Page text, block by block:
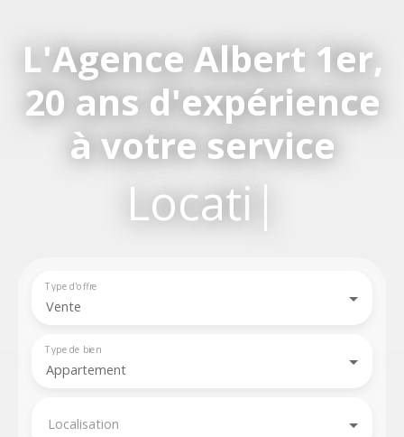
L'Agence Albert 1er,
20 ans d'expérience
à votre service
Location,
Vente
Type d'offre
Appartement
Type de bien
Localisation